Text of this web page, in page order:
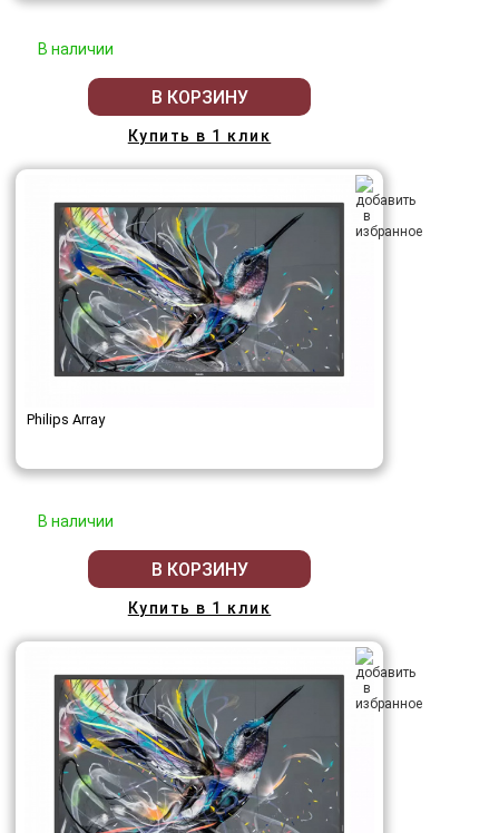
В наличии
В КОРЗИНУ
Купить в 1 клик
Philips Array
В наличии
В КОРЗИНУ
Купить в 1 клик